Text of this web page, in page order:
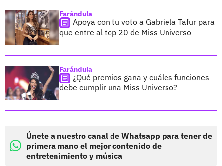
Farándula
Apoya con tu voto a Gabriela Tafur para
que entre al top 20 de Miss Universo
Farándula
¿Qué premios gana y cuáles funciones
debe cumplir una Miss Universo?
Únete a nuestro canal de Whatsapp para tener de
primera mano el mejor contenido de
entretenimiento y música